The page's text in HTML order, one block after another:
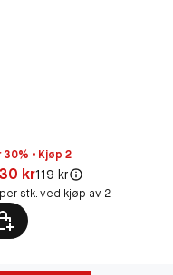
30% • Kjøp 2
83,30 kr
krOriginal pris:
119 kr
stk. ved kjøp av 2